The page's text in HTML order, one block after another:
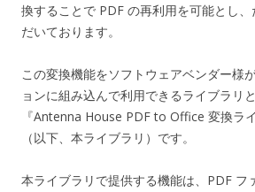
換することで PDF の再利用を可能とし
だいております。
この変換機能をソフトウェアベンダー様
ョンに組み込んで利用できるライブラリ
『Antenna House PDF to Office 変換ラ
（以下、本ライブラリ）です。
本ライブラリで提供する機能は、PDF フ